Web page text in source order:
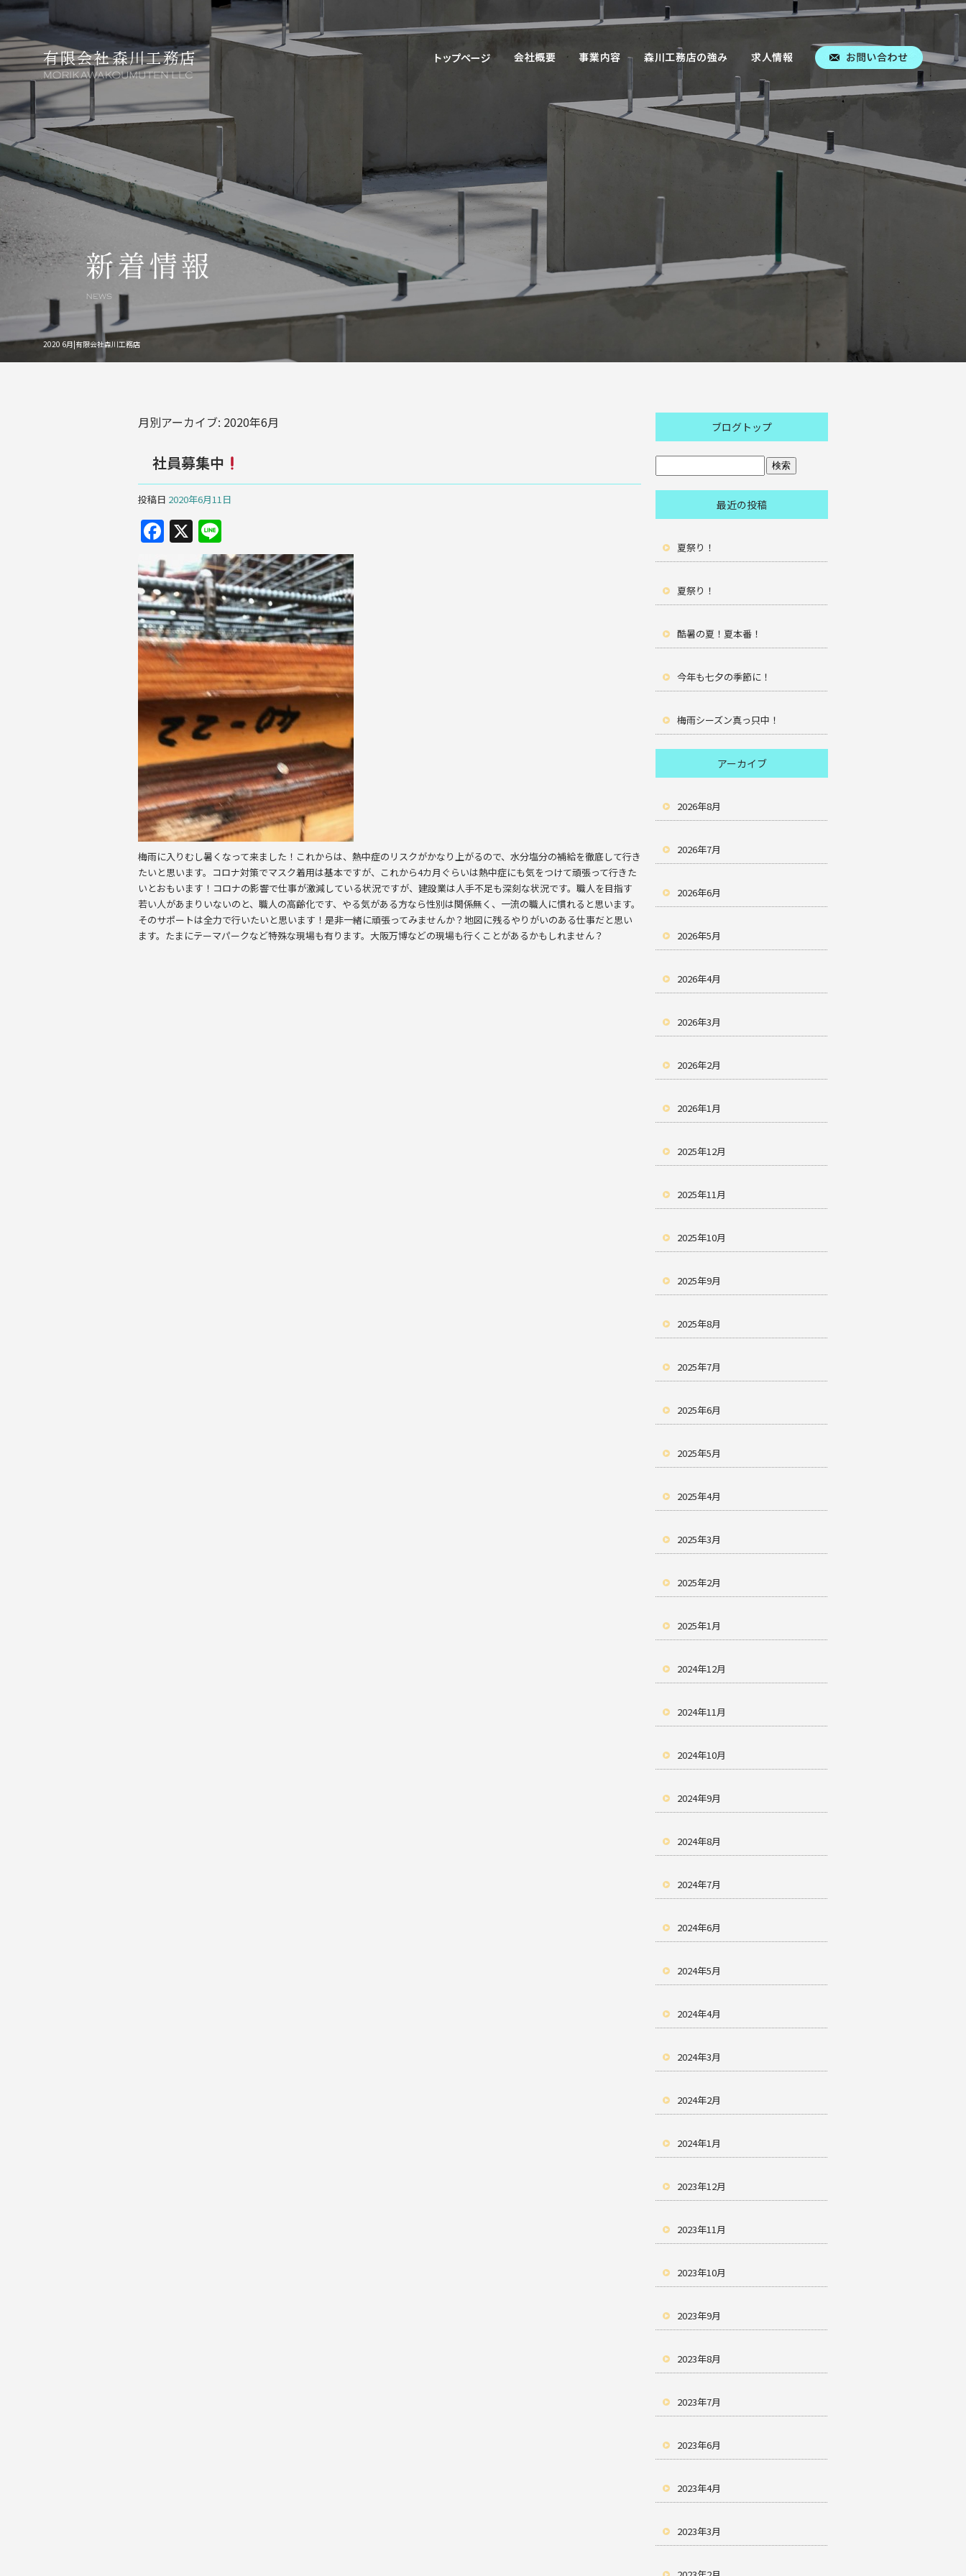
2020 6月|有限会社森川工務店
月別アーカイブ: 2020年6月
社員募集中
投稿日 2020年6月11日
F
a
c
e
b
o
o
k
X
n
e
梅雨に入りむし暑くなって来ました！これからは、熱中症のリスクがかなり上がるので、水分塩分の補給を徹底して行き
たいと思います。コロナ対策でマスク着用は基本ですが、これから4カ月ぐらいは熱中症にも気をつけて頑張って行きた
いとおもいます！コロナの影響で仕事が激減している状況ですが、建設業は人手不足も深刻な状況です。職人を目指す
若い人があまりいないのと、職人の高齢化です、やる気がある方なら性別は関係無く、一流の職人に慣れると思います。
そのサポートは全力で行いたいと思います！是非一緒に頑張ってみませんか？地図に残るやりがいのある仕事だと思い
ます。たまにテーマパークなど特殊な現場も有ります。大阪万博などの現場も行くことがあるかもしれません？
ブログトップ
最近の投稿
夏祭り！
夏祭り！
酷暑の夏！夏本番！
今年も七夕の季節に！
梅雨シーズン真っ只中！
アーカイブ
2026年8月
2026年7月
2026年6月
2026年5月
2026年4月
2026年3月
2026年2月
2026年1月
2025年12月
2025年11月
2025年10月
2025年9月
2025年8月
2025年7月
2025年6月
2025年5月
2025年4月
2025年3月
2025年2月
2025年1月
2024年12月
2024年11月
2024年10月
2024年9月
2024年8月
2024年7月
2024年6月
2024年5月
2024年4月
2024年3月
2024年2月
2024年1月
2023年12月
2023年11月
2023年10月
2023年9月
2023年8月
2023年7月
2023年6月
2023年4月
2023年3月